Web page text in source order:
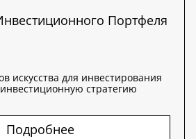
Портфеля
искусства для инвестирования
стратегию
Подробнее